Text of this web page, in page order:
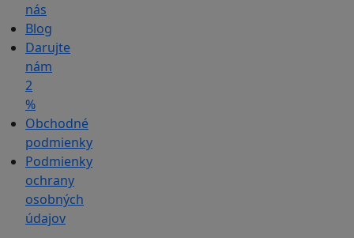
nás
Blog
Darujte
nám
2
%
Obchodné
podmienky
Podmienky
ochrany
osobných
údajov